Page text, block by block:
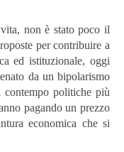
non è stato poco il
per contribuire a
ed istituzionale, oggi
da un bipolarismo
contempo politiche più
pagando un prezzo
economica che si